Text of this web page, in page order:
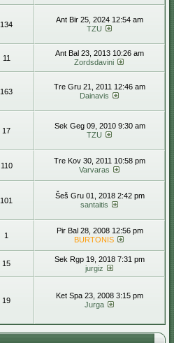
134
Ant Bir 25, 2024 12:54 am
TZU
11
Ant Bal 23, 2013 10:26 am
Zordsdavini
163
Tre Gru 21, 2011 12:46 am
Dainavis
17
Sek Geg 09, 2010 9:30 am
TZU
110
Tre Kov 30, 2011 10:58 pm
Varvaras
101
Šeš Gru 01, 2018 2:42 pm
santaitis
1
Pir Bal 28, 2008 12:56 pm
BURTONIS
15
Sek Rgp 19, 2018 7:31 pm
jurgiz
19
Ket Spa 23, 2008 3:15 pm
Jurga